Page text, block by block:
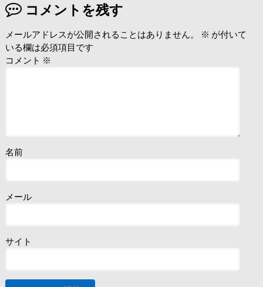
コメントを残す
メールアドレスが公開されることはありません。 ※ が付いて
いる欄は必須項目です
コメント ※
名前
メール
サイト